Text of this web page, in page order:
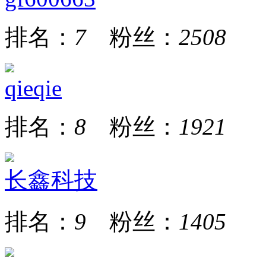
排名： 7粉丝： 2508
qieqie
排名： 8 粉丝： 1921
长鑫科技
排名： 9 粉丝： 1405